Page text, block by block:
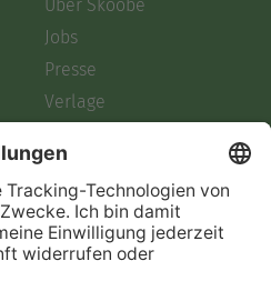
Über Skoobe
Jobs
Presse
Verlage
Firmenkunden